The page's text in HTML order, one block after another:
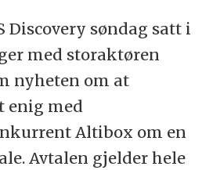
Discovery søndag satt i
med storaktøren
nyheten om at
enig med
Altibox om en
Avtalen gjelder hele